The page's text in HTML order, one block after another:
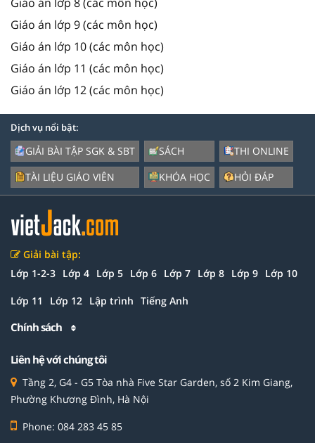
Giáo án lớp 9 (các môn học)
Giáo án lớp 10 (các môn học)
Giáo án lớp 11 (các môn học)
Giáo án lớp 12 (các môn học)
Dịch vụ nổi bật:
GIẢI BÀI TẬP SGK & SBT
TÀI LIỆU GIÁO VIÊN
SÁCH
KHÓA HỌC
THI ONLINE
HỎI ĐÁP
Giải bài tập:
Lớp 1-2-3 Lớp 4 Lớp 5 Lớp 6 Lớp 7 Lớp 8 Lớp 9 Lớp 10
Lớp 11 Lớp 12 Lập trình Tiếng Anh
Chính sách
Liên hệ với chúng tôi
Tầng 2, G4 - G5 Tòa nhà Five Star Garden, số 2 Kim Giang,
Phường Khương Đình, Hà Nội
Phone: 084 283 45 85